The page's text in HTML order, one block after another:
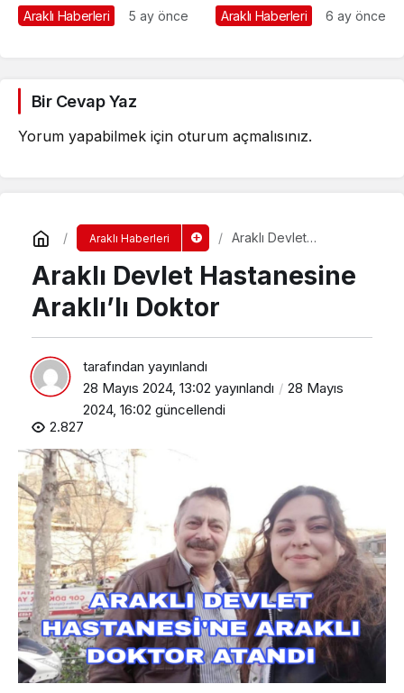
Araklı Haberleri 5 ay önce
Önemli Görev
Araklı Haberleri 6 ay önce
Bir Cevap Yaz
Yorum yapabilmek için oturum açmalısınız.
Araklı Haberleri
Araklı Devlet
Doktor
Araklı Devlet Hastanesine
Araklı’lı Doktor
tarafından yayınlandı
28 Mayıs 2024, 13:02 yayınlandı
28 Mayıs
2024, 16:02 güncellendi
2.827